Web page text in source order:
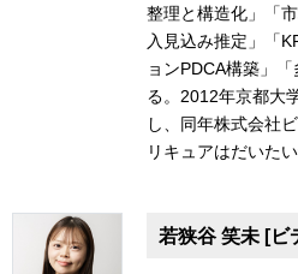
整理と構造化」「
入見込み推定」「
ョンPDCA構築」
る。2012年京都大
し、同年株式会社
リキュアはだいたい
若狭谷 笑未 [ビ